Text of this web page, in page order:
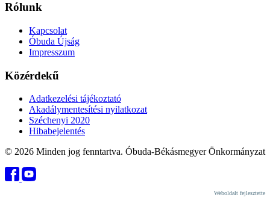
Rólunk
Kapcsolat
Óbuda Újság
Impresszum
Közérdekű
Adatkezelési tájékoztató
Akadálymentesítési nyilatkozat
Széchenyi 2020
Hibabejelentés
© 2026 Minden jog fenntartva. Óbuda-Békásmegyer Önkormányzat
Weboldalt fejlesztette